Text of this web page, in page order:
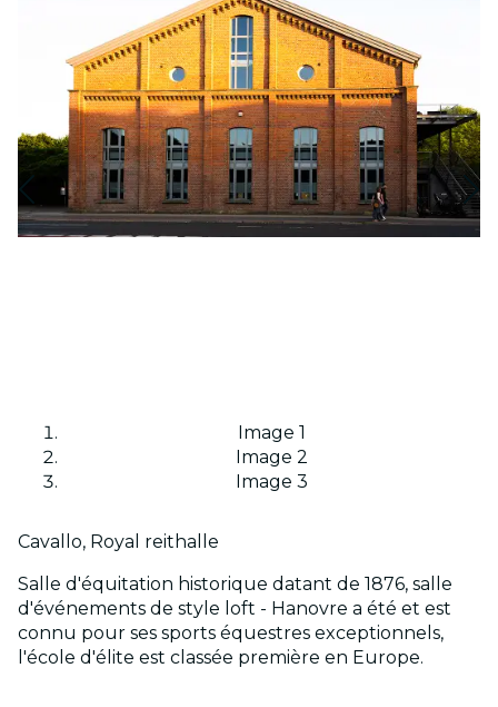
Image 1
Image 2
Image 3
Cavallo, Royal reithalle
Salle d'équitation historique datant de 1876, salle
d'événements de style loft - Hanovre a été et est
connu pour ses sports équestres exceptionnels,
l'école d'élite est classée première en Europe.